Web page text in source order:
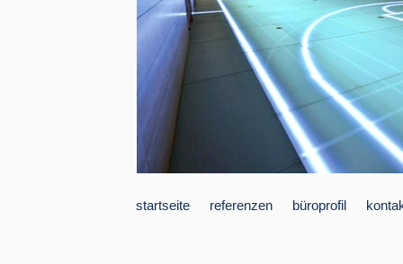
startseite referenzen büroprofil